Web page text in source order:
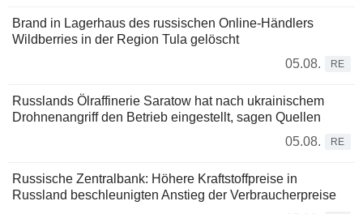
Brand in Lagerhaus des russischen Online-Händlers
Wildberries in der Region Tula gelöscht
05.08.
RE
Russlands Ölraffinerie Saratow hat nach ukrainischem
Drohnenangriff den Betrieb eingestellt, sagen Quellen
05.08.
RE
Russische Zentralbank: Höhere Kraftstoffpreise in
Russland beschleunigten Anstieg der Verbraucherpreise